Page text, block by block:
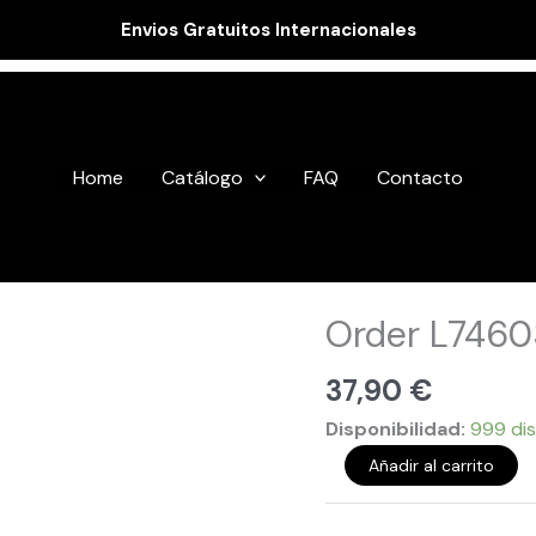
Envios Gratuitos Internacionales
Home Catálogo FAQ Contacto
Order
37,90 €
Disponibilidad: 999
L746031
cantidad
Añadir al carrito